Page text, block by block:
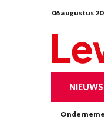
06 augustus
NIEUWS